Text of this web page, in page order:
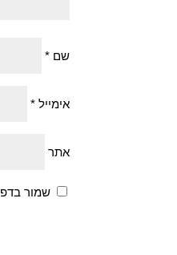
שם*
אימייל*
אתר
שמור